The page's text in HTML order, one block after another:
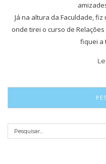
Já na altura da Faculdade,
onde tirei o curso de
fiquei a